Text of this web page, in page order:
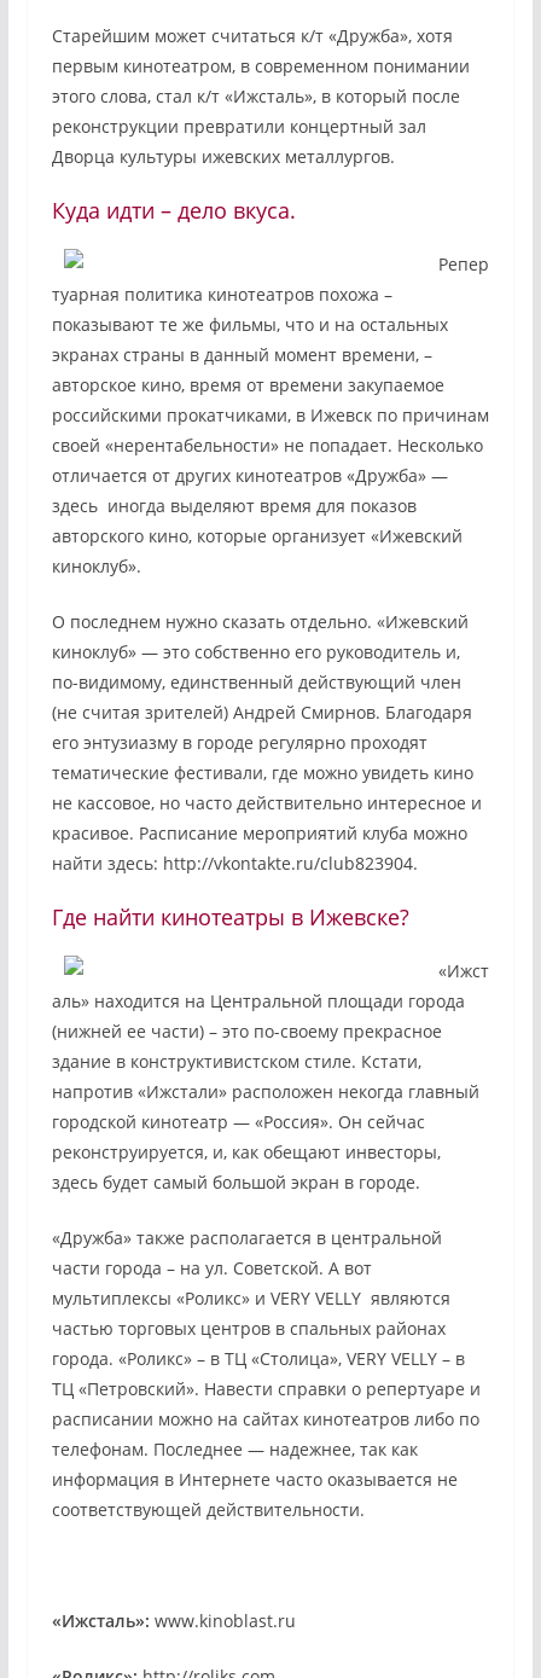
Старейшим может считаться к/т «Дружба», хотя
первым кинотеатром, в современном понимании
этого слова, стал к/т «Ижсталь», в который после
реконструкции превратили концертный зал
Дворца культуры ижевских металлургов.
Куда идти – дело вкуса.
Репер
туарная политика кинотеатров похожа –
показывают те же фильмы, что и на остальных
экранах страны в данный момент времени, –
авторское кино, время от времени закупаемое
российскими прокатчиками, в Ижевск по причинам
своей «нерентабельности» не попадает. Несколько
отличается от других кинотеатров «Дружба» —
здесьиногда выделяют время для показов
авторского кино, которые организует «Ижевский
киноклуб».
О последнем нужно сказать отдельно. «Ижевский
киноклуб» — это собственно его руководитель и,
по-видимому, единственный действующий член
(не считая зрителей) Андрей Смирнов. Благодаря
его энтузиазму в городе регулярно проходят
тематические фестивали, где можно увидеть кино
не кассовое, но часто действительно интересное и
красивое. Расписание мероприятий клуба можно
найти здесь: http://vkontakte.ru/club823904.
Где найти кинотеатры в Ижевске?
«Ижст
аль» находится на Центральной площади города
(нижней ее части) – это по-своему прекрасное
здание в конструктивистском стиле. Кстати,
напротив «Ижстали» расположен некогда главный
городской кинотеатр — «Россия». Он сейчас
реконструируется, и, как обещают инвесторы,
здесь будет самый большой экран в городе.
«Дружба» также располагается в центральной
части города – на ул. Советской. А вот
мультиплексы «Роликс» и VERY VELLYявляются
частью торговых центров в спальных районах
города. «Роликс» – в ТЦ «Столица», VERY VELLY – в
ТЦ «Петровский». Навести справки о репертуаре и
расписании можно на сайтах кинотеатров либо по
телефонам. Последнее — надежнее, так как
информация в Интернете часто оказывается не
соответствующей действительности.
«Ижсталь»: www.kinoblast.ru